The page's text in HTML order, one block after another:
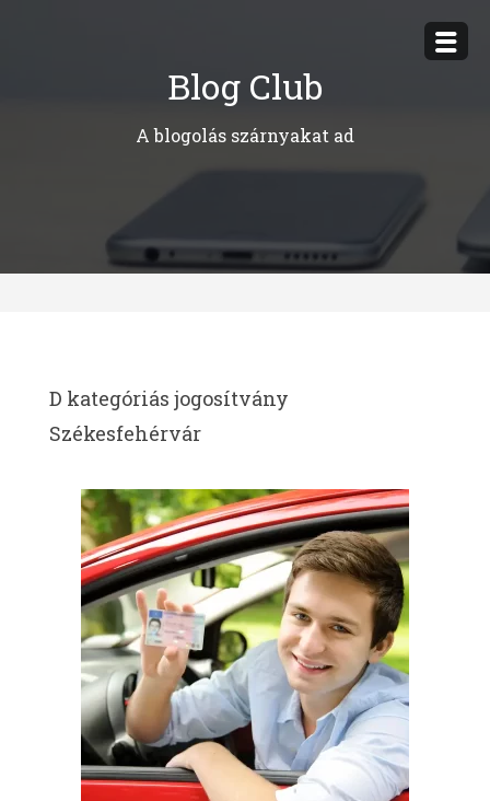
Blog Club
A blogolás szárnyakat ad
D kategóriás jogosítvány
Székesfehérvár